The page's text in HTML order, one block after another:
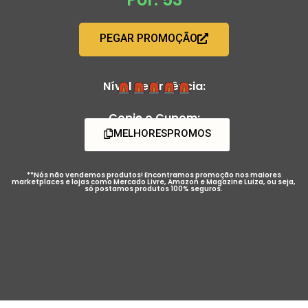
PEGAR PROMOÇÃO
Nível de Urgência:
Copie o Cupom:
MELHORESPROMOS
**Nós não vendemos produtos! Encontramos promoção nos maiores
marketplaces e lojas como Mercado Livre, Amazon e Magazine Luiza, ou seja,
só postamos produtos 100% seguros.